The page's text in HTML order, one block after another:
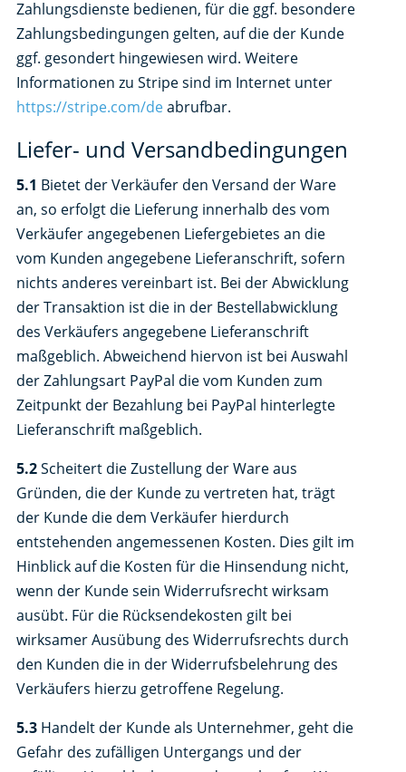
Zahlungsdienste bedienen, für die ggf. besondere
Zahlungsbedingungen gelten, auf die der Kunde
ggf. gesondert hingewiesen wird. Weitere
Informationen zu Stripe sind im Internet unter
https://stripe.com/deabrufbar.
Liefer- und Versandbedingungen
5.1 Bietet der Verkäufer den Versand der Ware
an, so erfolgt die Lieferung innerhalb des vom
Verkäufer angegebenen Liefergebietes an die
vom Kunden angegebene Lieferanschrift, sofern
nichts anderes vereinbart ist. Bei der Abwicklung
der Transaktion ist die in der Bestellabwicklung
des Verkäufers angegebene Lieferanschrift
maßgeblich. Abweichend hiervon ist bei Auswahl
der Zahlungsart PayPal die vom Kunden zum
Zeitpunkt der Bezahlung bei PayPal hinterlegte
Lieferanschrift maßgeblich.
5.2Scheitert die Zustellung der Ware aus
Gründen, die der Kunde zu vertreten hat, trägt
der Kunde die dem Verkäufer hierdurch
entstehenden angemessenen Kosten. Dies gilt im
Hinblick auf die Kosten für die Hinsendung nicht,
wenn der Kunde sein Widerrufsrecht wirksam
ausübt. Für die Rücksendekosten gilt bei
wirksamer Ausübung des Widerrufsrechts durch
den Kunden die in der Widerrufsbelehrung des
Verkäufers hierzu getroffene Regelung.
5.3Handelt der Kunde als Unternehmer, geht die
Gefahr des zufälligen Untergangs und der